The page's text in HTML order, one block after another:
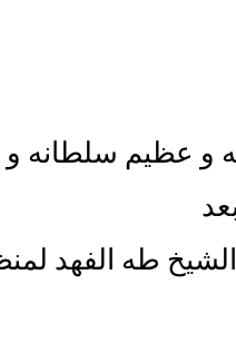
و عظيم سلطانه
طه الفهد